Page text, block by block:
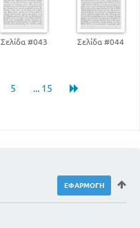
Σελίδα #043 Σελίδα #044
5 ... 15